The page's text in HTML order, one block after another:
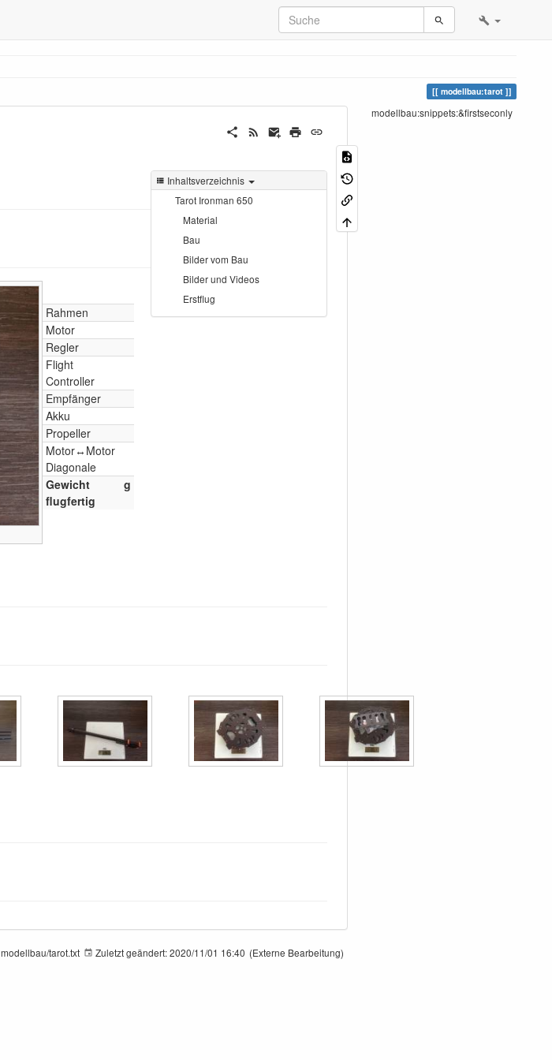
modellbau:tarot
Inhaltsverzeichnis
Tarot Ironman 650
Material
Bau
Bilder vom Bau
Bilder und Videos
Erstflug
Rahmen
Motor
Regler
Flight
Controller
Empfänger
Akku
Propeller
Motor↔Motor
Diagonale
Gewicht
flugfertig
g
modellbau/tarot.txt Zuletzt geändert:2020/11/01 16:40 (Externe Bearbeitung)
modellbau:snippets:&firstseconly